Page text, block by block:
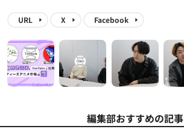
URL X Facebook
編集部おすすめの記事